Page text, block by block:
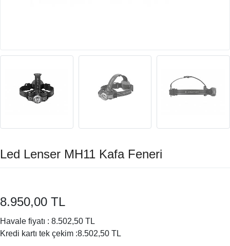
Led Lenser MH11 Kafa Feneri
8.950,00 TL
Havale fiyatı : 8.502,50 TL
Kredi kartı tek çekim :8.502,50 TL